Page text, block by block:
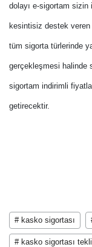
dolayı e-sigortam sizin
kesintisiz destek
tüm sigorta türlerinde
gerçekleşmesi halinde
sigortam indirimli
getirecektir.
# kasko sigortası
# kasko sigortası